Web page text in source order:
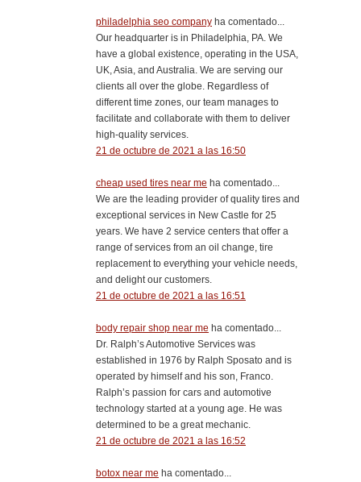
philadelphia seo company ha comentado...
Our headquarter is in Philadelphia, PA. We
have a global existence, operating in the USA,
UK, Asia, and Australia. We are serving our
clients all over the globe. Regardless of
different time zones, our team manages to
facilitate and collaborate with them to deliver
high-quality services.
21 de octubre de 2021 a las 16:50
cheap used tires near me ha comentado...
We are the leading provider of quality tires and
exceptional services in New Castle for 25
years. We have 2 service centers that offer a
range of services from an oil change, tire
replacement to everything your vehicle needs,
and delight our customers.
21 de octubre de 2021 a las 16:51
body repair shop near me ha comentado...
Dr. Ralph’s Automotive Services was
established in 1976 by Ralph Sposato and is
operated by himself and his son, Franco.
Ralph’s passion for cars and automotive
technology started at a young age. He was
determined to be a great mechanic.
21 de octubre de 2021 a las 16:52
botox near me ha comentado...